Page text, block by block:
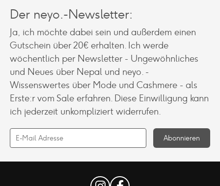
Der neyo.-Newsletter:
Ja, ich möchte dabei sein und außerdem einen
Gutschein über 20€ erhalten. Ich werde
wöchentlich per Newsletter - Ungewöhnliches
und Neues über Nepal und neyo. -
Wissenswertes über Mode und Cashmere - als
Erste:r vom Sale erfahren. Diese Einwilligung kann
ich jederzeit unkompliziert widerrufen.